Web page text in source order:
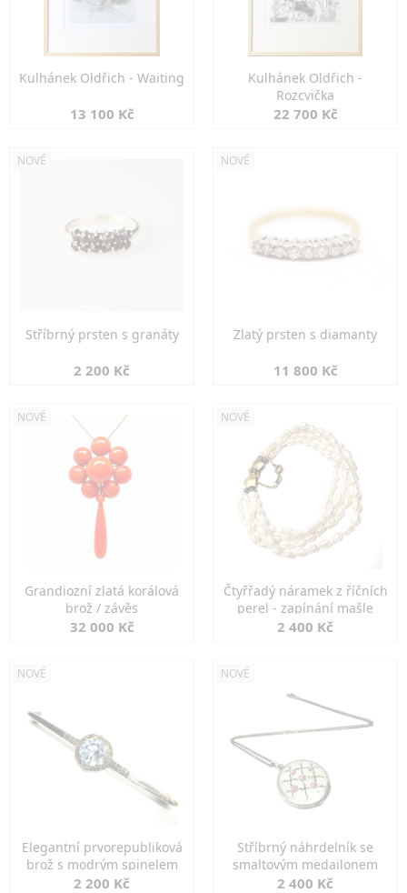
Kulhánek Oldřich - Waiting
13 100 Kč
Kulhánek Oldřich -
Rozcvička
22 700 Kč
NOVÉ
Stříbrný prsten s granáty
2 200 Kč
NOVÉ
Zlatý prsten s diamanty
11 800 Kč
NOVÉ
Grandiozní zlatá korálová
brož / závěs
32 000 Kč
NOVÉ
Čtyřřadý náramek z říčních
perel - zapínání mašle
2 400 Kč
NOVÉ
Elegantní prvorepubliková
brož s modrým spinelem
2 200 Kč
NOVÉ
Stříbrný náhrdelník se
smaltovým medailonem
2 400 Kč